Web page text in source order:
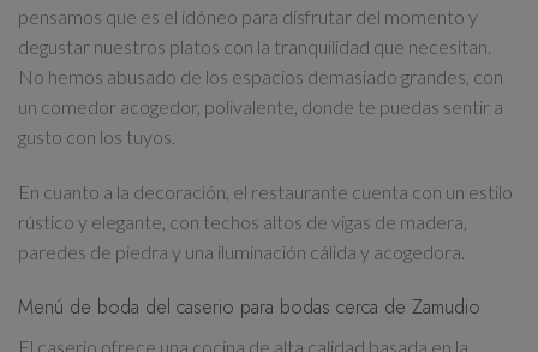
pensamos que es el idóneo para disfrutar del momento y
degustar nuestros platos con la tranquilidad que necesitan.
No hemos abusado de los espacios demasiado grandes, con
un comedor acogedor, polivalente, donde te puedas sentir a
gusto con los tuyos.
En cuanto a la decoración, el restaurante cuenta con un estilo
rústico y elegante, con techos altos de vigas de madera,
paredes de piedra y una iluminación cálida y acogedora.
Menú de boda del caserio para bodas cerca de Zamudio
El caserio ofrece una cocina de alta calidad basada en la